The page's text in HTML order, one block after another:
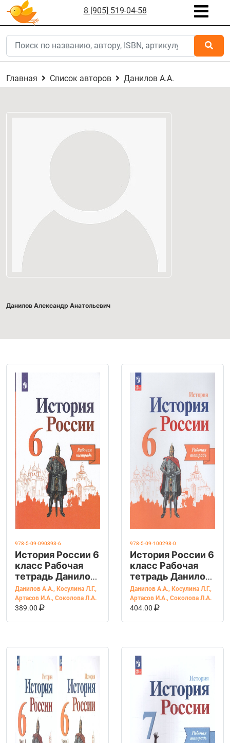
8 [905] 519-04-58
Главная Список авторов Данилов А.А.
Данилов Александр Анатольевич
978-5-09-090393-6
История России 6
класс Рабочая
тетрадь Данилов
А.А., Косулина
Л.Г.
Данилов А.А., Косулина Л.Г.,
Артасов И.А., Соколова Л.А.
389.00
В КОРЗИНУ
978-5-09-100298-0
История России 6
класс Рабочая
тетрадь Данилов
А.А., Косулина
Л.Г., Артасов И.А.
Данилов А.А., Косулина Л.Г.,
Артасов И.А., Соколова Л.А.
404.00
В КОРЗИНУ